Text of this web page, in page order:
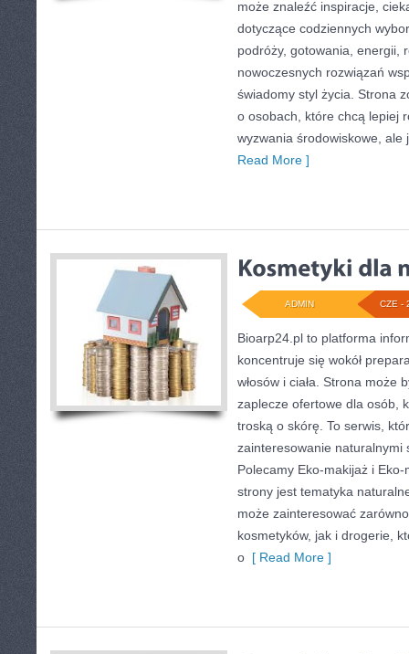
może znaleźć inspiracje,
dotyczące codziennych
podróży, gotowania, energii,
nowoczesnych rozwiązań
świadomy styl życia. Strona
o osobach, które chcą lepiej
wyzwania środowiskowe, ale
Read More ]
CZE -
ADMIN
Bioarp24.pl to platforma
koncentruje się wokół
włosów i ciała. Strona może
zaplecze ofertowe dla osób,
troską o skórę. To serwis,
zainteresowanie naturalnymi
Polecamy Eko-makijaż i
strony jest tematyka
może zainteresować
kosmetyków, jak i drogerie,
o [ Read More ]